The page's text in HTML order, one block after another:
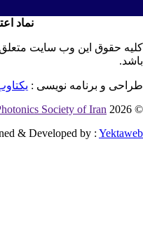
نماد
حقوق این وب سایت متعلق
و برنامه نویسی :
©
Photonics Society of Iran
& Developed by :